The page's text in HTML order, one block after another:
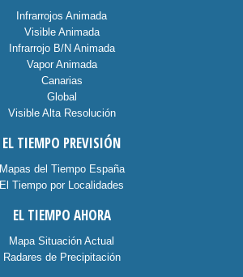
Infrarrojos Animada
Visible Animada
Infrarrojo B/N Animada
Vapor Animada
Canarias
Global
Visible Alta Resolución
EL TIEMPO PREVISIÓN
Mapas del Tiempo España
El Tiempo por Localidades
EL TIEMPO AHORA
Mapa Situación Actual
Radares de Precipitación